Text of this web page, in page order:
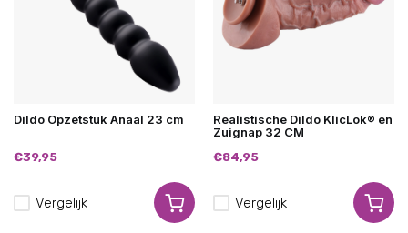
Dildo Opzetstuk Anaal 23 cm
€39,95
Vergelijk
Realistische Dildo KlicLok® en
Zuignap 32 CM
€84,95
Vergelijk